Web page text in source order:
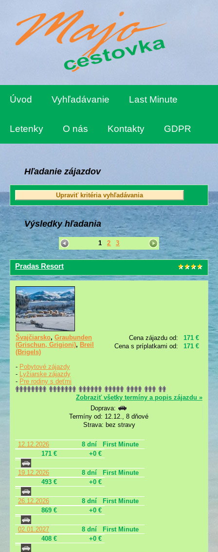
Úvod Vyhľadávanie Last Minute
Letenky O nás Kontakty GDPR
Hľadanie zájazdov
Výsledky hľadania
1 2 3
Pradas Resort
Cena zájazdu od:
171 €
Cena s príplatkami od:
171 €
Švajčiarsko, Graubunden
(Grischun, Grigioni), Breil
(Brigels)
- Pobytové zájazdy
- Lyžiarske zájazdy
- Pre rodiny s deťmi
Zobraziť všetky termíny a popis zájazdu »
Doprava:
Termíny od: 12.12., 8 dňové
Strava: bez stravy
12.12.2026 8 dní
First Minute
171 €
+0 €
19.12.2026 8 dní
First Minute
493 €
+0 €
26.12.2026 8 dní
First Minute
869 €
+0 €
02.01.2027 8 dní
First Minute
408 €
+0 €